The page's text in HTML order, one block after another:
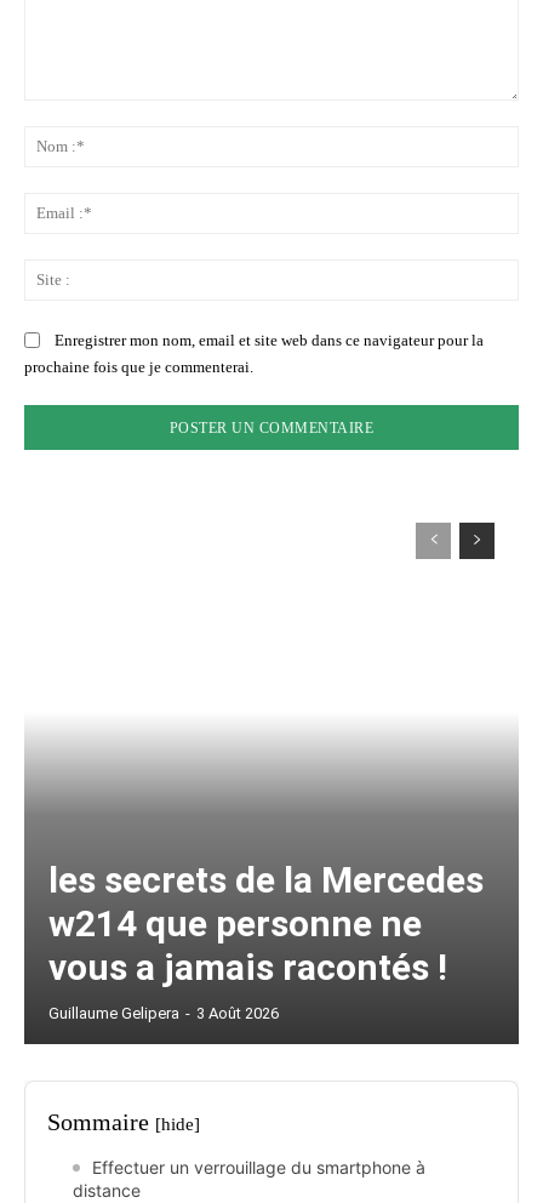
Enregistrer mon nom, email et site web dans ce navigateur pour la
prochaine fois que je commenterai.
les secrets de la Mercedes
w214 que personne ne
vous a jamais racontés !
Guillaume Gelipera - 3 Août 2026
Sommaire [hide]
Effectuer un verrouillage du smartphone à
distance